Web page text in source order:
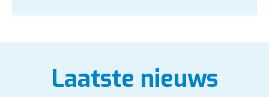
Laatste nieuws